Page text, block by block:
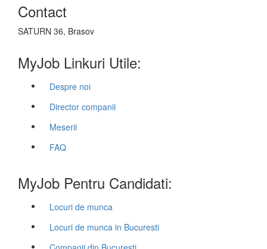
Contact
SATURN 36, Brasov
MyJob Linkuri Utile:
Despre noi
Director companii
Meserii
FAQ
MyJob Pentru Candidati:
Locuri de munca
Locuri de munca in Bucuresti